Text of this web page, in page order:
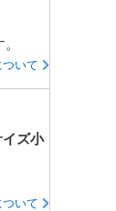
いて
ズ小
いて